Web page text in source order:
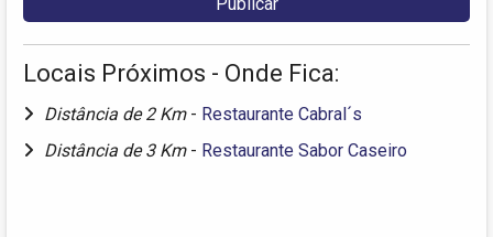
Locais Próximos - Onde Fica:
Distância de 2 Km - Restaurante Cabral´s
Distância de 3 Km - Restaurante Sabor Caseiro